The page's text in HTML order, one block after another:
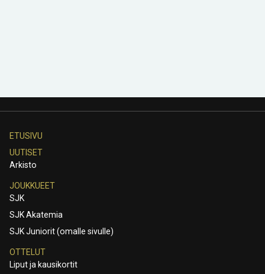
ETUSIVU
UUTISET
Arkisto
JOUKKUEET
SJK
SJK Akatemia
SJK Juniorit (omalle sivulle)
OTTELUT
Liput ja kausikortit